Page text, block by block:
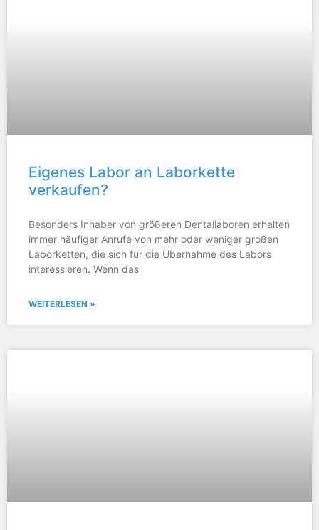
Eigenes Labor an Laborkette
verkaufen?
Besonders Inhaber von größeren Dentallaboren erhalten
immer häufiger Anrufe von mehr oder weniger großen
Laborketten, die sich für die Übernahme des Labors
interessieren. Wenn das
WEITERLESEN »